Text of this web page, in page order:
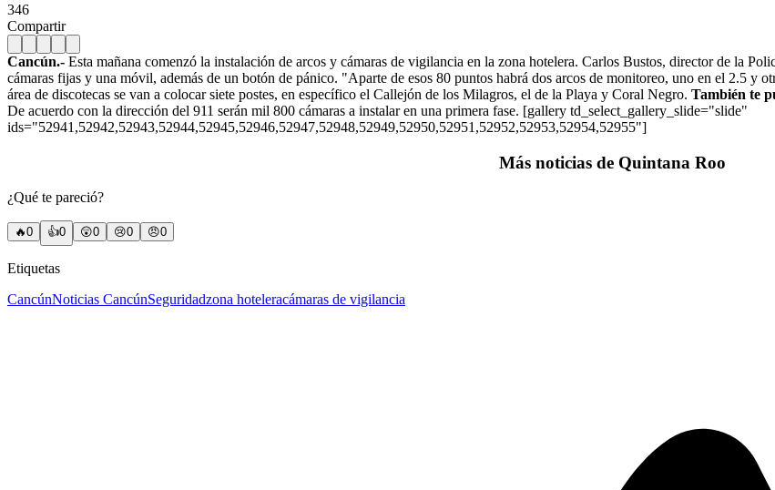
346
Compartir
Cancún.- Esta mañana comenzó la instalación de arcos y cámaras de vigilancia en la zona hotelera. Carlos Bustos, director de la
cámaras fijas y una móvil, además de un botón de pánico. "Aparte de esos 80 puntos habrá dos arcos de monitoreo, uno en el 2.5 y
área de discotecas se van a colocar siete postes, en específico el Callejón de los Milagros, el de la Playa y Coral Negro. También te
De acuerdo con la dirección del 911 serán mil 800 cámaras a instalar en una primera fase. [gallery td_select_gallery_slide="slide"
ids="52941,52942,52943,52944,52945,52946,52947,52948,52949,52950,52951,52952,52953,52954,52955"]
Más noticias de Quintana Roo
¿Qué te pareció?
🔥0 👍0 😲0 😢0 😠0
Etiquetas
CancúnNoticias CancúnSeguridadzona hoteleracámaras de vigilancia